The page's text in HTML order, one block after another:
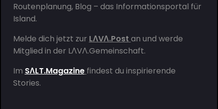
Routenplanung, Blog – das Informationsportal für
Island.
Melde dich jetzt zur LΛVΛ.Post an und werde
Mitglied in der LΛVΛ.Gemeinschaft.
Im SΛLT.Magazine findest du inspirierende
Stories.